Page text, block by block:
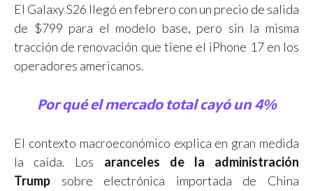
El Galaxy S26 llegó en febrero con un precio de salida
de $799 para el modelo base, pero sin la misma
tracción de renovación que tiene el iPhone 17 en los
operadores americanos.
Por qué el mercado total cayó un 4%
El contexto macroeconómico explica en gran medida
la caída. Los aranceles de la administración
Trump sobre electrónica importada de China